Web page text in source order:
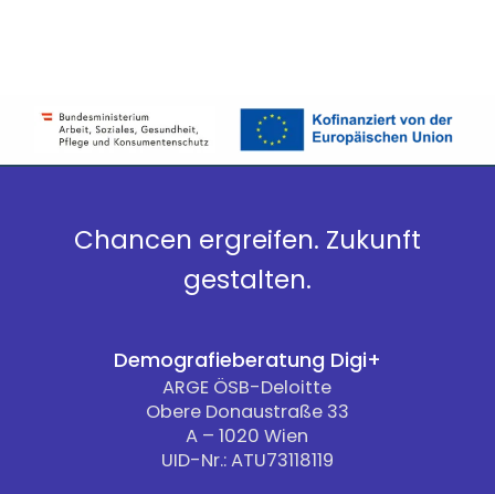
Chancen ergreifen. Zukunft
gestalten.
Demografieberatung Digi+
ARGE ÖSB-Deloitte
Obere Donaustraße 33
A – 1020 Wien
UID-Nr.: ATU73118119